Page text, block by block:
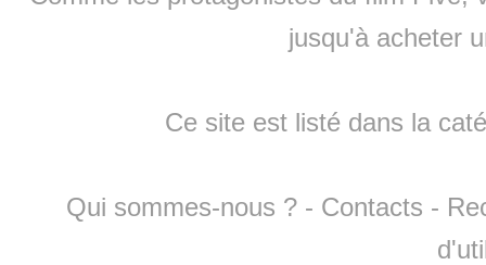
jusqu'à acheter
Ce site est listé dans la
Qui sommes-nous ? - Contacts -